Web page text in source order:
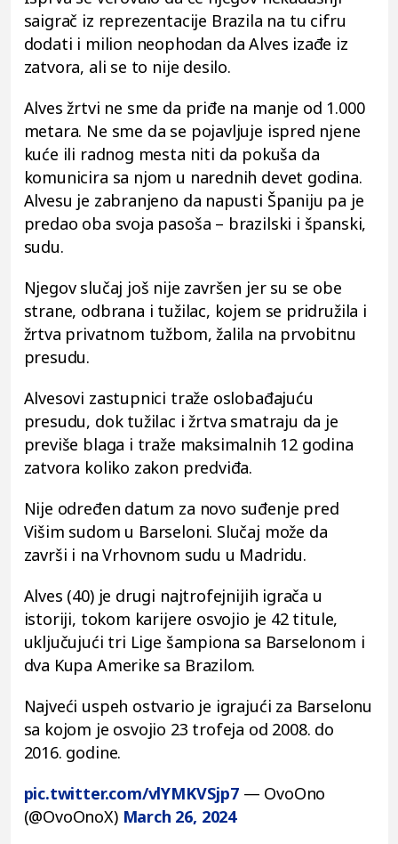
saigrač iz reprezentacije Brazila na tu cifru
dodati i milion neophodan da Alves izađe iz
zatvora, ali se to nije desilo.
Alves žrtvi ne sme da priđe na manje od 1.000
metara. Ne sme da se pojavljuje ispred njene
kuće ili radnog mesta niti da pokuša da
komunicira sa njom u narednih devet godina.
Alvesu je zabranjeno da napusti Španiju pa je
predao oba svoja pasoša – brazilski i španski,
sudu.
Njegov slučaj još nije završen jer su se obe
strane, odbrana i tužilac, kojem se pridružila i
žrtva privatnom tužbom, žalila na prvobitnu
presudu.
Alvesovi zastupnici traže oslobađajuću
presudu, dok tužilac i žrtva smatraju da je
previše blaga i traže maksimalnih 12 godina
zatvora koliko zakon predviđa.
Nije određen datum za novo suđenje pred
Višim sudom u Barseloni. Slučaj može da
završi i na Vrhovnom sudu u Madridu.
Alves (40) je drugi najtrofejnijih igrača u
istoriji, tokom karijere osvojio je 42 titule,
uključujući tri Lige šampiona sa Barselonom i
dva Kupa Amerike sa Brazilom.
Najveći uspeh ostvario je igrajući za Barselonu
sa kojom je osvojio 23 trofeja od 2008. do
2016. godine.
pic.twitter.com/vlYMKVSjp7— OvoOno
(@OvoOnoX) March 26, 2024